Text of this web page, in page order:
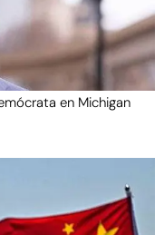
en Michigan